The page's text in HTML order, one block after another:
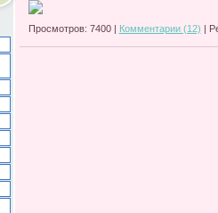
Просмотров: 7400 | Комментарии (12) |